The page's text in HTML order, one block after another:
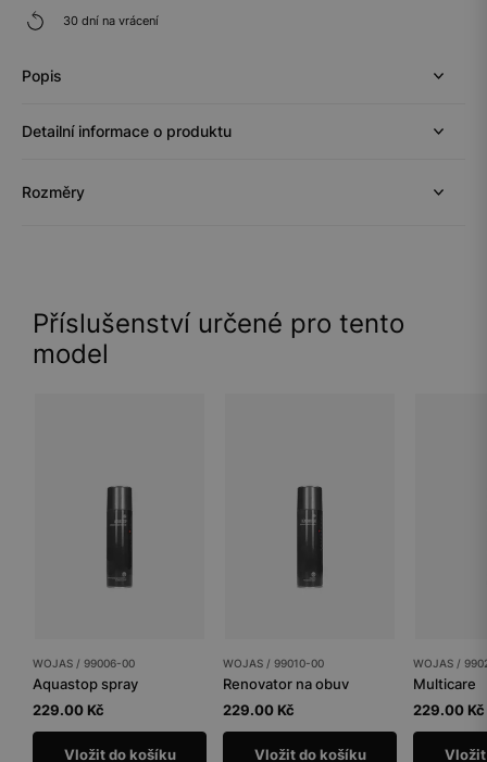
30 dní na vrácení
Popis
Detailní informace o produktu
Rozměry
Příslušenství určené pro tento
model
WOJAS / 99006-00
Aquastop spray
229.00 Kč
Vložit do košíku
WOJAS / 99010-00
Renovator na obuv
229.00 Kč
Vložit do košíku
WOJAS /
Multicare
229.00 Kč